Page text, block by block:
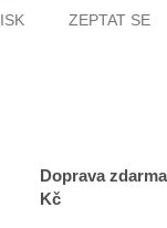
ZEPTAT SE
Doprava
Kč